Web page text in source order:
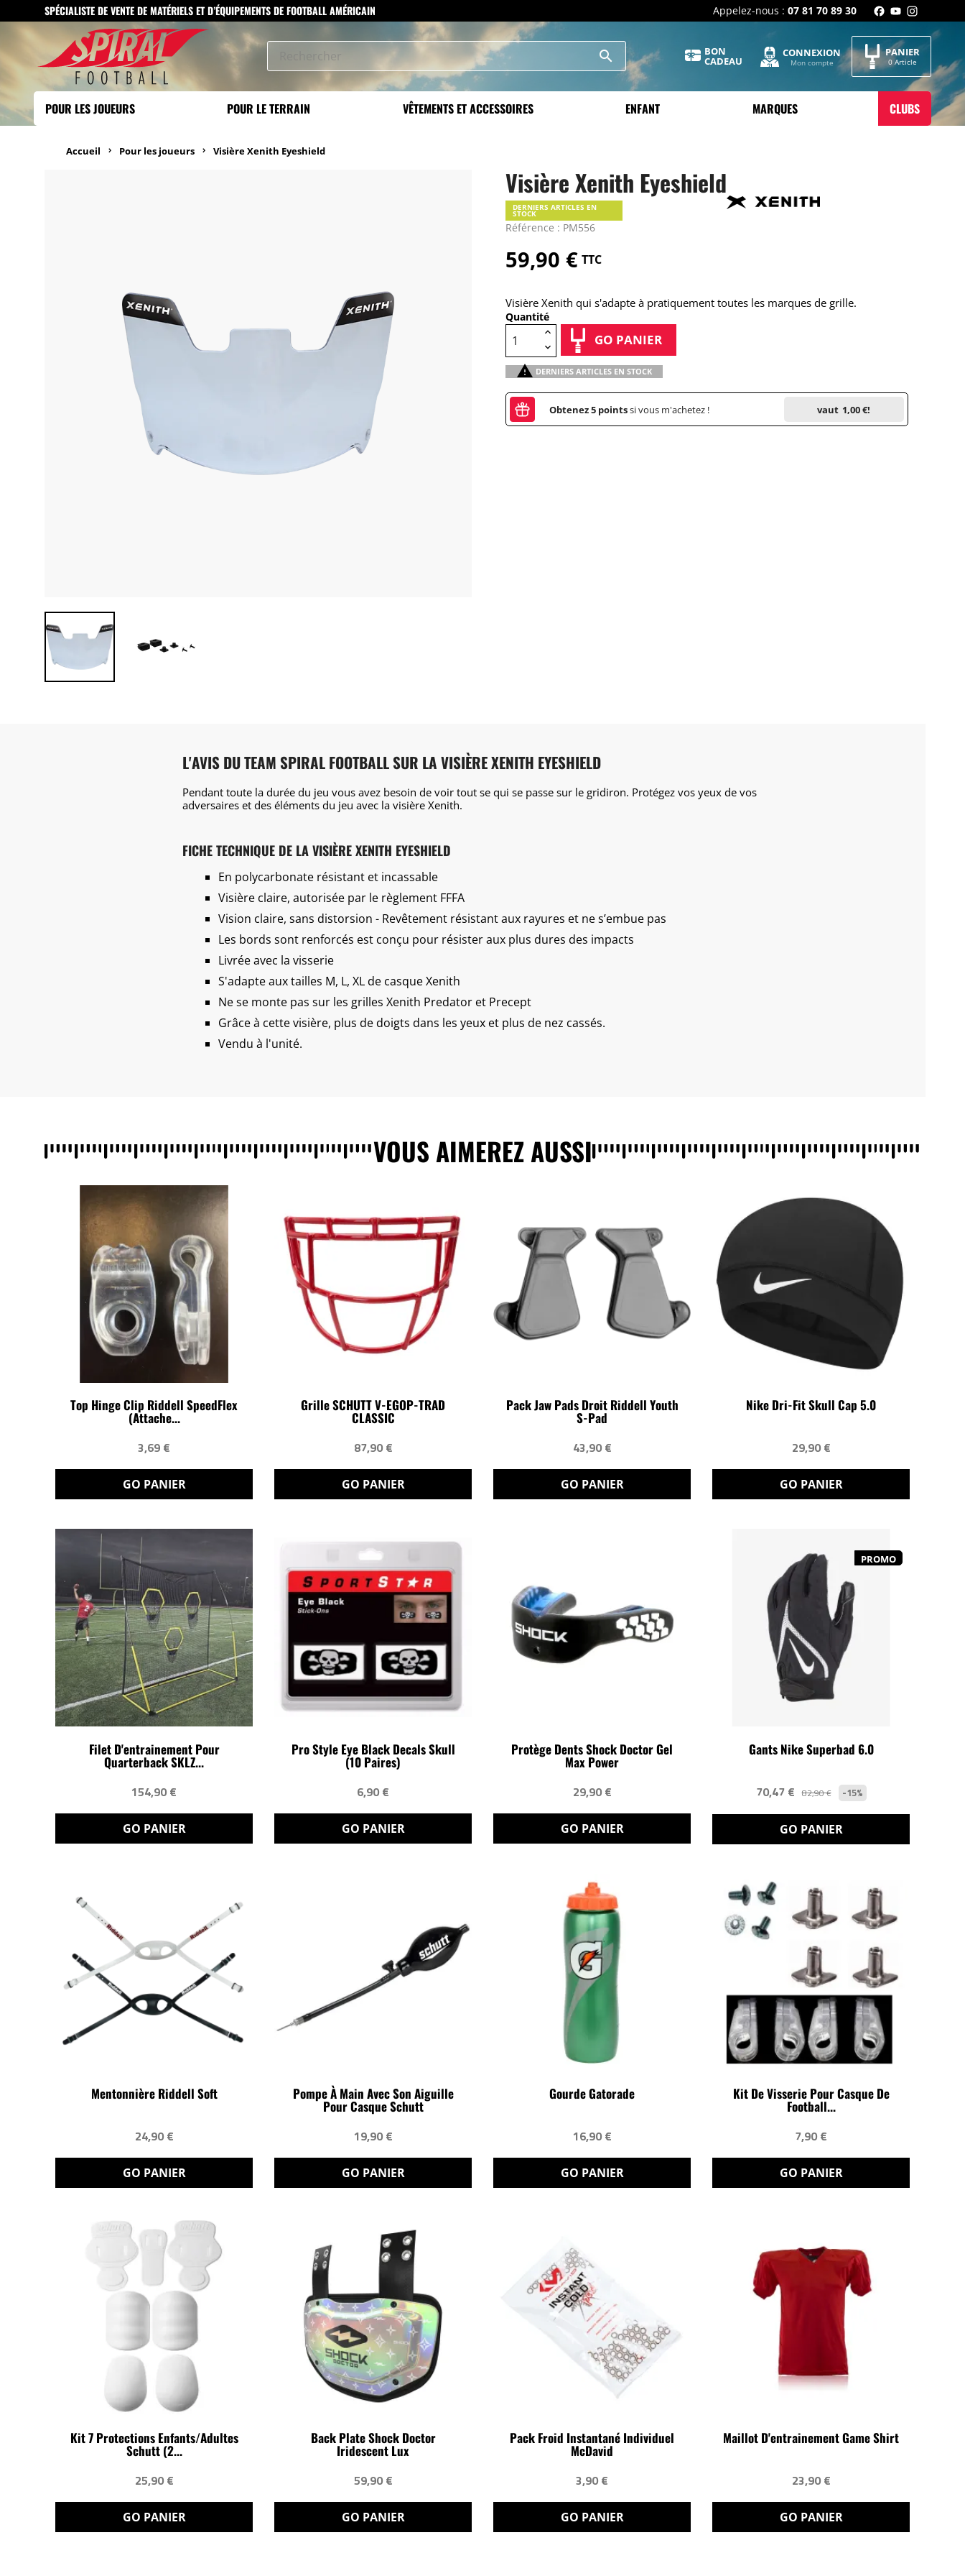
SPÉCIALISTE DE VENTE DE MATÉRIELS ET D’ÉQUIPEMENTS DE FOOTBALL AMÉRICAIN Appelez-nous : 07 81 70 89 30
search BON
CADEAU
CONNEXION
Mon compte
PANIER
0 Article
POUR LES JOUEURS POUR LE TERRAIN VÊTEMENTS ET ACCESSOIRES ENFANT MARQUES CLUBS
Accueil Pour les joueurs Visière Xenith Eyeshield
Visière Xenith Eyeshield
Référence : PM556
DERNIERS ARTICLES EN
STOCK
59,90 € TTC
Visière Xenith qui s'adapte à pratiquement toutes les marques de grille.
Quantité
GO PANIER
 DERNIERS ARTICLES EN STOCK
Obtenez5 pointssi vous m'achetez ! vaut 1,00 €!
L'AVIS DU TEAM SPIRAL FOOTBALL SUR LA VISIÈRE XENITH EYESHIELD
Pendant toute la durée du jeu vous avez besoin de voir tout se qui se passe sur le gridiron. Protégez vos yeux de vos
adversaires et des éléments du jeu avec la visière Xenith.
FICHE TECHNIQUE DE LA VISIÈRE XENITH EYESHIELD
En polycarbonate résistant et incassable
Visière claire, autorisée par le règlement FFFA
Vision claire, sans distorsion - Revêtement résistant aux rayures et ne s’embue pas
Les bords sont renforcés est conçu pour résister aux plus dures des impacts
Livrée avec la visserie
S'adapte aux tailles M, L, XL de casque Xenith
Ne se monte pas sur les grilles Xenith Predator et Precept
Grâce à cette visière, plus de doigts dans les yeux et plus de nez cassés.
Vendu à l'unité.
VOUS AIMEREZ AUSSI
Top Hinge Clip Riddell SpeedFlex
(attache...
3,69 €
GO PANIER
Grille SCHUTT V-EGOP-TRAD
CLASSIC
87,90 €
GO PANIER
Pack Jaw Pads Droit Riddell Youth
S-Pad
43,90 €
GO PANIER
Nike Dri-Fit Skull Cap 5.0
29,90 €
GO PANIER
Filet D'entrainement Pour
Quarterback SKLZ...
154,90 €
GO PANIER
Pro Style Eye Black Decals Skull
(10 Paires)
6,90 €
GO PANIER
Protège Dents Shock Doctor Gel
Max Power
29,90 €
GO PANIER
PROMO
Gants Nike Superbad 6.0
70,47 € 82,90 € -15%
GO PANIER
Mentonnière Riddell Soft
24,90 €
GO PANIER
Pompe À Main Avec Son Aiguille
Pour Casque Schutt
19,90 €
GO PANIER
Gourde Gatorade
16,90 €
GO PANIER
Kit De Visserie Pour Casque De
Football...
7,90 €
GO PANIER
Kit 7 Protections Enfants/adultes
Schutt (2...
25,90 €
GO PANIER
Back Plate Shock Doctor
Iridescent Lux
59,90 €
GO PANIER
Pack Froid Instantané Individuel
McDavid
3,90 €
GO PANIER
Maillot D'entrainement Game Shirt
23,90 €
GO PANIER